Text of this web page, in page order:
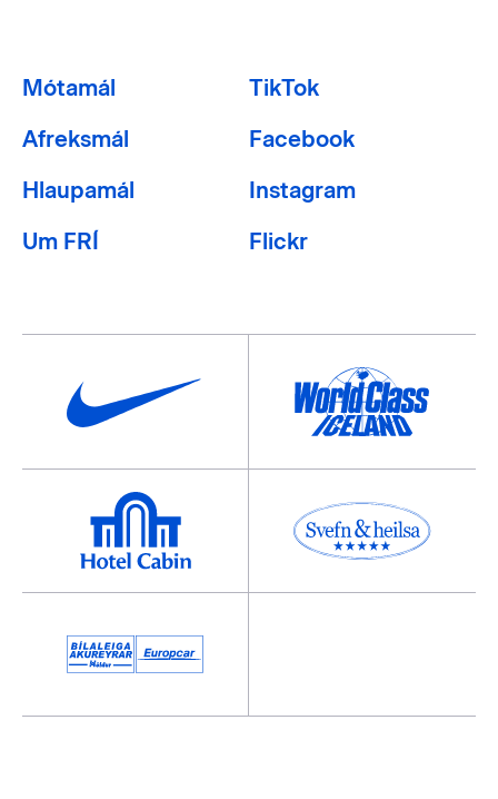
Mótamál
Afreksmál
Hlaupamál
Um FRÍ
TikTok
Facebook
Instagram
Flickr